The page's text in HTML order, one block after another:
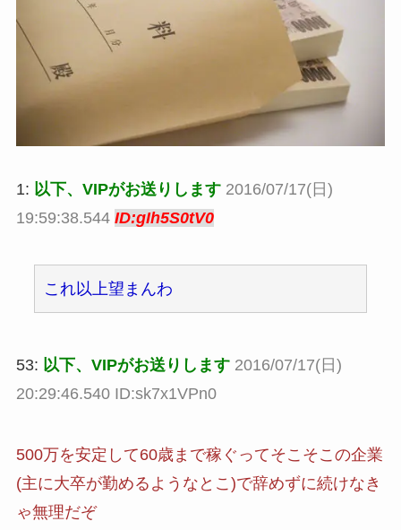
1: 以下、VIPがお送りします 2016/07/17(日)
19:59:38.544 ID:gIh5S0tV0
これ以上望まんわ
53: 以下、VIPがお送りします 2016/07/17(日)
20:29:46.540 ID:sk7x1VPn0
500万を安定して60歳まで稼ぐってそこそこの企業
(主に大卒が勤めるようなとこ)で辞めずに続けなき
ゃ無理だぞ